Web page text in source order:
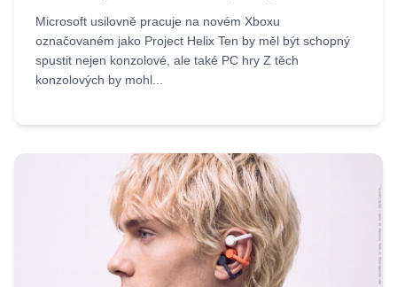
Microsoft usilovně pracuje na novém Xboxu
označovaném jako Project Helix Ten by měl být schopný
spustit nejen konzolové, ale také PC hry Z těch
konzolových by mohl...